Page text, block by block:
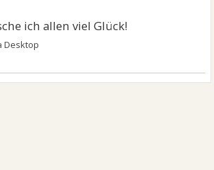
ich allen viel Glück!